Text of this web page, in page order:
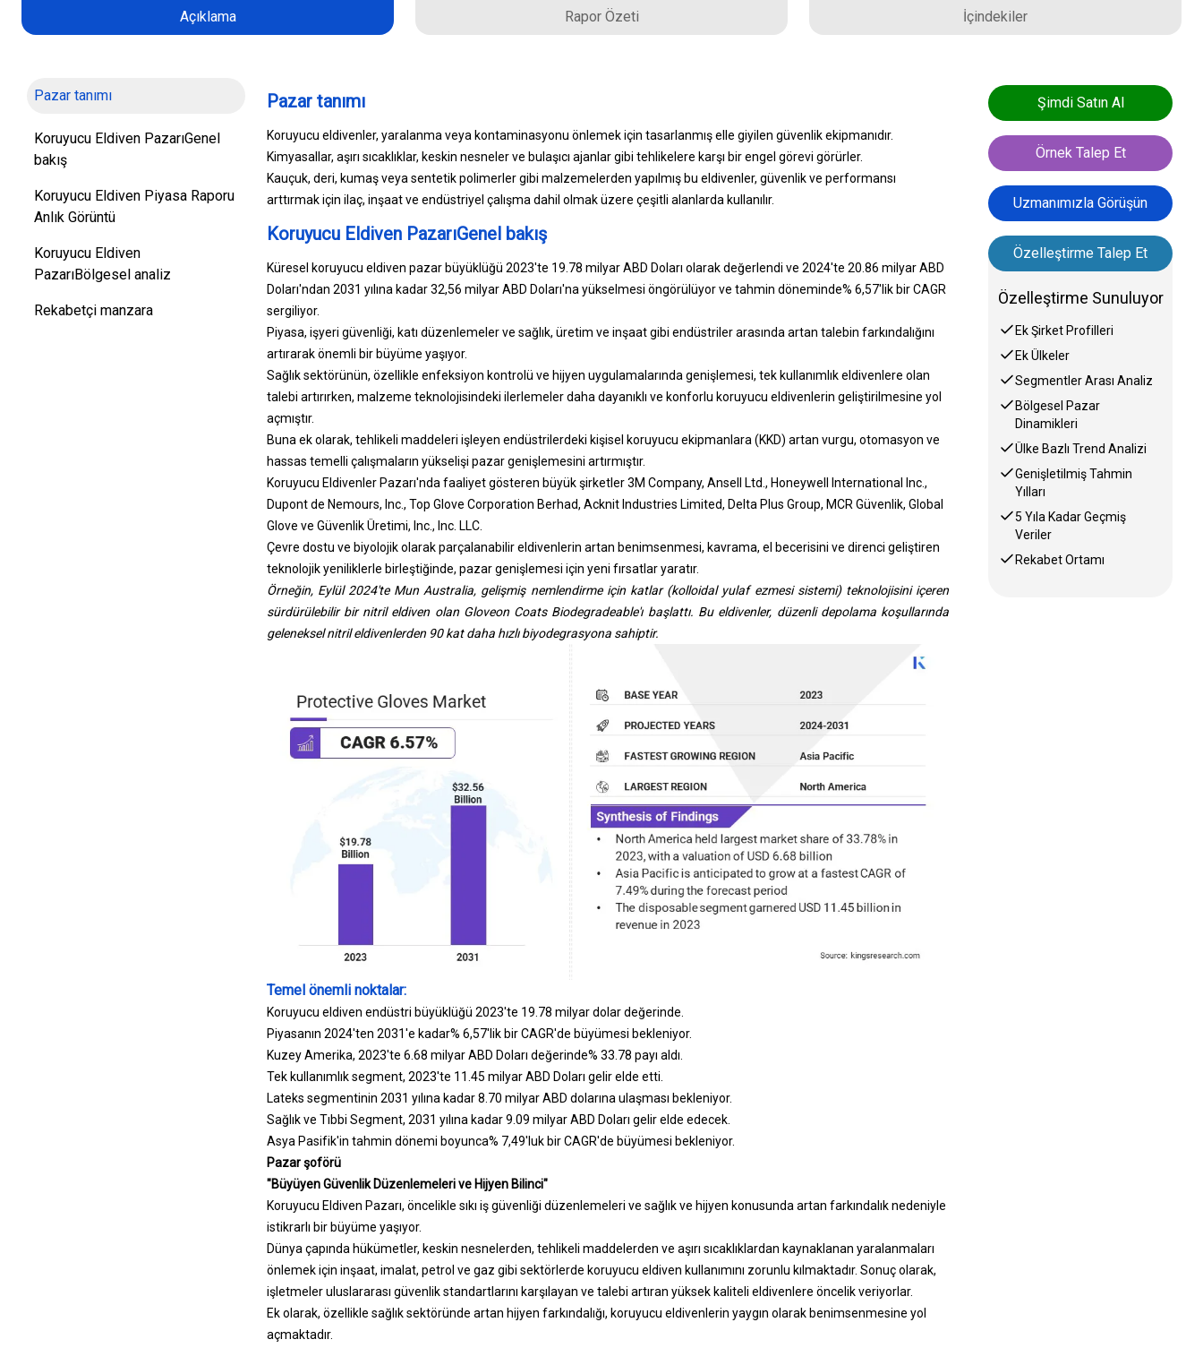
Açıklama Rapor Özeti İçindekiler
Pazar tanımı
Koruyucu Eldiven PazarıGenel
bakış
Koruyucu Eldiven Piyasa Raporu
Anlık Görüntü
Koruyucu Eldiven
PazarıBölgesel analiz
Rekabetçi manzara
Pazar tanımı
Koruyucu eldivenler, yaralanma veya kontaminasyonu önlemek için tasarlanmış elle giyilen güvenlik ekipmanıdır.
Kimyasallar, aşırı sıcaklıklar, keskin nesneler ve bulaşıcı ajanlar gibi tehlikelere karşı bir engel görevi görürler.
Kauçuk, deri, kumaş veya sentetik polimerler gibi malzemelerden yapılmış bu eldivenler, güvenlik ve performansı
arttırmak için ilaç, inşaat ve endüstriyel çalışma dahil olmak üzere çeşitli alanlarda kullanılır.
Koruyucu Eldiven PazarıGenel bakış
Küresel koruyucu eldiven pazar büyüklüğü 2023'te 19.78 milyar ABD Doları olarak değerlendi ve 2024'te 20.86 milyar ABD
Doları'ndan 2031 yılına kadar 32,56 milyar ABD Doları'na yükselmesi öngörülüyor ve tahmin döneminde% 6,57'lik bir CAGR
sergiliyor.
Piyasa, işyeri güvenliği, katı düzenlemeler ve sağlık, üretim ve inşaat gibi endüstriler arasında artan talebin farkındalığını
artırarak önemli bir büyüme yaşıyor.
Sağlık sektörünün, özellikle enfeksiyon kontrolü ve hijyen uygulamalarında genişlemesi, tek kullanımlık eldivenlere olan
talebi artırırken, malzeme teknolojisindeki ilerlemeler daha dayanıklı ve konforlu koruyucu eldivenlerin geliştirilmesine yol
açmıştır.
Buna ek olarak, tehlikeli maddeleri işleyen endüstrilerdeki kişisel koruyucu ekipmanlara (KKD) artan vurgu, otomasyon ve
hassas temelli çalışmaların yükselişi pazar genişlemesini artırmıştır.
Koruyucu Eldivenler Pazarı'nda faaliyet gösteren büyük şirketler 3M Company, Ansell Ltd., Honeywell International Inc.,
Dupont de Nemours, Inc., Top Glove Corporation Berhad, Acknit Industries Limited, Delta Plus Group, MCR Güvenlik, Global
Glove ve Güvenlik Üretimi, Inc., Inc. LLC.
Çevre dostu ve biyolojik olarak parçalanabilir eldivenlerin artan benimsenmesi, kavrama, el becerisini ve direnci geliştiren
teknolojik yeniliklerle birleştiğinde, pazar genişlemesi için yeni fırsatlar yaratır.
Örneğin, Eylül 2024'te Mun Australia, gelişmiş nemlendirme için katlar (kolloidal yulaf ezmesi sistemi) teknolojisini içeren
sürdürülebilir bir nitril eldiven olan Gloveon Coats Biodegradeable'ı başlattı. Bu eldivenler, düzenli depolama koşullarında
geleneksel nitril eldivenlerden 90 kat daha hızlı biyodegrasyona sahiptir.
Temel önemli noktalar:
Koruyucu eldiven endüstri büyüklüğü 2023'te 19.78 milyar dolar değerinde.
Piyasanın 2024'ten 2031'e kadar% 6,57'lik bir CAGR'de büyümesi bekleniyor.
Kuzey Amerika, 2023'te 6.68 milyar ABD Doları değerinde% 33.78 payı aldı.
Tek kullanımlık segment, 2023'te 11.45 milyar ABD Doları gelir elde etti.
Lateks segmentinin 2031 yılına kadar 8.70 milyar ABD dolarına ulaşması bekleniyor.
Sağlık ve Tıbbi Segment, 2031 yılına kadar 9.09 milyar ABD Doları gelir elde edecek.
Asya Pasifik'in tahmin dönemi boyunca% 7,49'luk bir CAGR'de büyümesi bekleniyor.
Pazar şoförü
"Büyüyen Güvenlik Düzenlemeleri ve Hijyen Bilinci"
Koruyucu Eldiven Pazarı, öncelikle sıkı iş güvenliği düzenlemeleri ve sağlık ve hijyen konusunda artan farkındalık nedeniyle
istikrarlı bir büyüme yaşıyor.
Dünya çapında hükümetler, keskin nesnelerden, tehlikeli maddelerden ve aşırı sıcaklıklardan kaynaklanan yaralanmaları
önlemek için inşaat, imalat, petrol ve gaz gibi sektörlerde koruyucu eldiven kullanımını zorunlu kılmaktadır. Sonuç olarak,
işletmeler uluslararası güvenlik standartlarını karşılayan ve talebi artıran yüksek kaliteli eldivenlere öncelik veriyorlar.
Ek olarak, özellikle sağlık sektöründe artan hijyen farkındalığı, koruyucu eldivenlerin yaygın olarak benimsenmesine yol
açmaktadır.
Şimdi Satın Al
Örnek Talep Et
Uzmanımızla Görüşün
Özelleştirme Talep Et
Özelleştirme Sunuluyor
Ek Şirket Profilleri
Ek Ülkeler
Segmentler Arası Analiz
Bölgesel Pazar
Dinamikleri
Ülke Bazlı Trend Analizi
Genişletilmiş Tahmin
Yılları
5 Yıla Kadar Geçmiş
Veriler
Rekabet Ortamı